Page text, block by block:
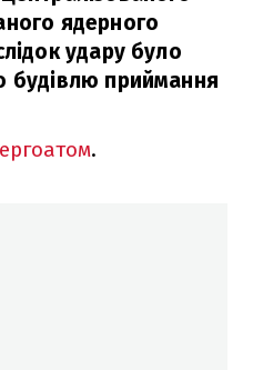
ядерного
удару було
будівлю приймання
.